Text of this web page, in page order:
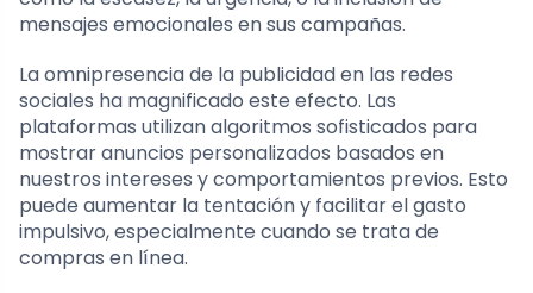
mensajes emocionales en sus campañas.
La omnipresencia de la publicidad en las redes
sociales ha magnificado este efecto. Las
plataformas utilizan algoritmos sofisticados para
mostrar anuncios personalizados basados en
nuestros intereses y comportamientos previos. Esto
puede aumentar la tentación y facilitar el gasto
impulsivo, especialmente cuando se trata de
compras en línea.